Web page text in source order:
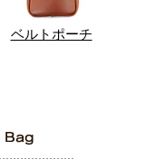
ベルトポーチ